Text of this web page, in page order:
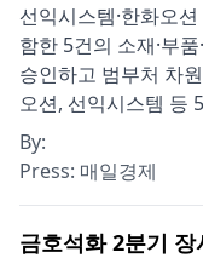
선익시스템·한화오
함한 5건의 소재·부
승인하고 범부처 차
오션, 선익시스템 등
By:
Press: 매일경제
금호석화 2분기 장